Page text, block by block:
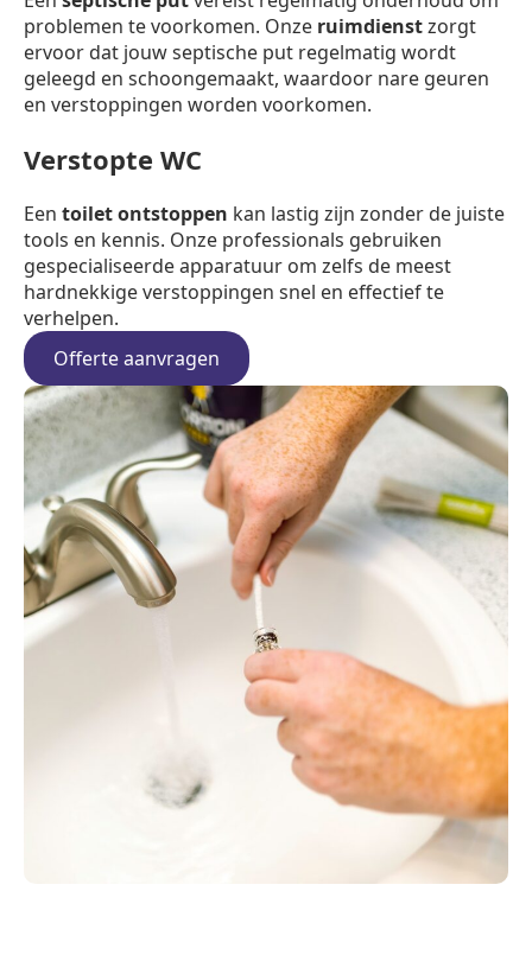
problemen te voorkomen. Onze ruimdienstzorgt
ervoor dat jouw septische put regelmatig wordt
geleegd en schoongemaakt, waardoor nare geuren
en verstoppingen worden voorkomen.
Verstopte WC
Een toilet ontstoppen kan lastig zijn zonder de juiste
tools en kennis. Onze professionals gebruiken
gespecialiseerde apparatuur om zelfs de meest
hardnekkige verstoppingen snel en effectief te
verhelpen.
Offerte aanvragen